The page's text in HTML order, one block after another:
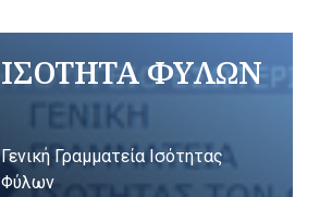
ΙΣΟΤΗΤΑ ΦΥΛΩΝ
Γενική Γραμματεία Ισότητας
Φύλων